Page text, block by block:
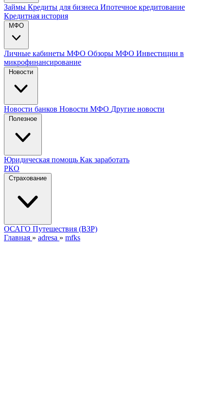
Займы Кредиты для бизнеса Ипотечное кредитование
Кредитная история
МФО
Личные кабинеты МФО Обзоры МФО Инвестиции в
микрофинансирование
Новости
Новости банков Новости МФО Другие новости
Полезное
Юридическая помощь Как заработать
РКО
Страхование
ОСАГО Путешествия (ВЗР)
Главная » adresa » mfks